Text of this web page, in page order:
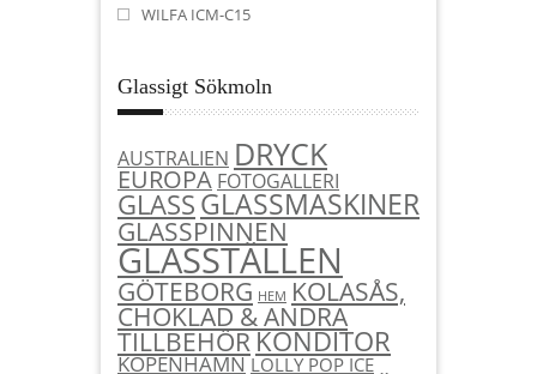
WILFA ICM-C15
Glassigt Sökmoln
AUSTRALIEN DRYCK
EUROPA FOTOGALLERI
GLASSGLASSMASKINER
GLASSPINNEN
GLASSTÄLLEN
GÖTEBORG HEM KOLASÅS,
CHOKLAD & ANDRA
TILLBEHÖRKONDITOR
KÖPENHAMN LOLLY POP ICE